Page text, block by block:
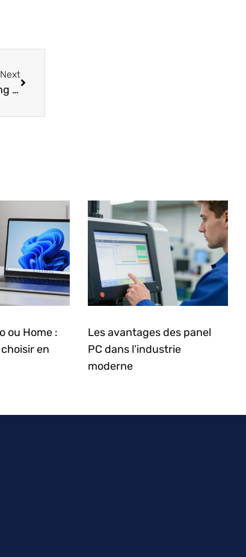
Next
Anime sama fr : la plateforme idéale pour le streaming sans publicités
ou Home :
en
Les avantages des panel
PC dans l’industrie
moderne